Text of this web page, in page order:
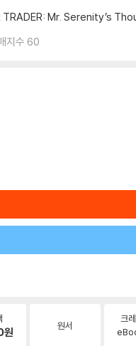
TRADER: Mr. Serenity’s
지수 60
원 원서
크